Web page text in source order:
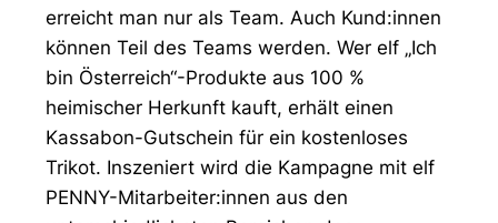
erreicht man nur als Team. Auch Kund:innen
können Teil des Teams werden. Wer elf „Ich
bin Österreich“-Produkte aus 100 %
heimischer Herkunft kauft, erhält einen
Kassabon-Gutschein für ein kostenloses
Trikot. Inszeniert wird die Kampagne mit elf
PENNY-Mitarbeiter:innen aus den